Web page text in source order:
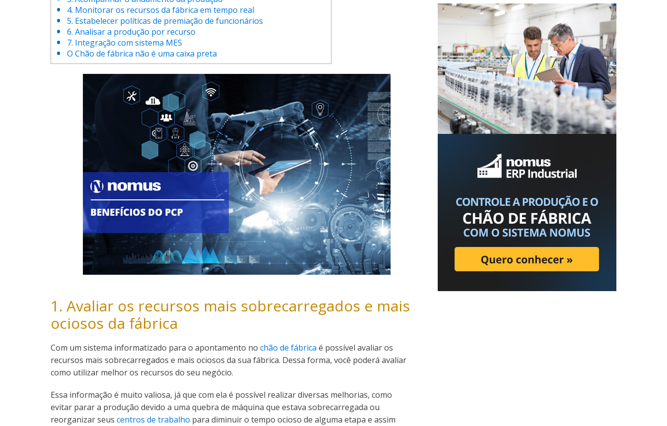
4. Monitorar os recursos da fábrica em tempo real
5. Estabelecer políticas de premiação de funcionários
6. Analisar a produção por recurso
7. Integração com sistema MES
O Chão de fábrica não é uma caixa preta
1. Avaliar os recursos mais sobrecarregados e mais
ociosos da fábrica
Com um sistema informatizado para o apontamento no chão de fábrica é possível avaliar os
recursos mais sobrecarregados e mais ociosos da sua fábrica. Dessa forma, você poderá avaliar
como utilizar melhor os recursos do seu negócio.
Essa informação é muito valiosa, já que com ela é possível realizar diversas melhorias, como
evitar parar a produção devido a uma quebra de máquina que estava sobrecarregada ou
reorganizar seus centros de trabalho para diminuir o tempo ocioso de alguma etapa e assim